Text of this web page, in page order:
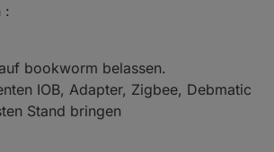
:
bookworm belassen.
IOB, Adapter, Zigbee, Debmatic
Stand bringen